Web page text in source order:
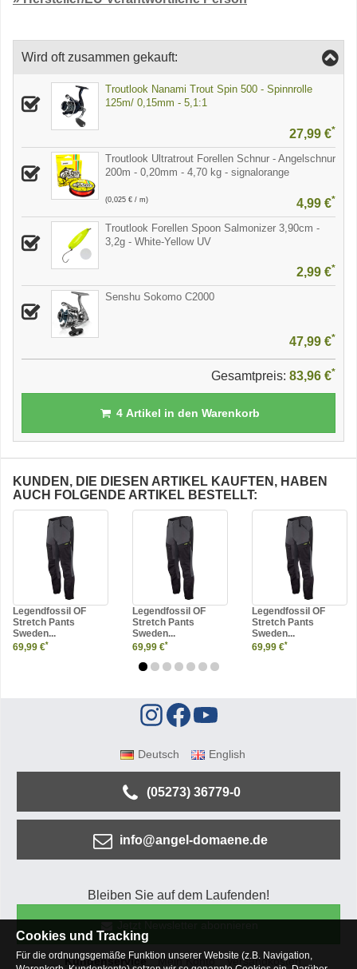
Wird oft zusammen gekauft:
Troutlook Nanami Trout Spin 500 - Spinnrolle
125m/ 0,15mm - 5,1:1
27,99 €*
Troutlook Ultratrout Forellen Schnur - Angelschnur
200m - 0,20mm - 4,70 kg - signalorange
(0,025 € / m) 4,99 €*
Troutlook Forellen Spoon Salmonizer 3,90cm -
3,2g - White-Yellow UV
2,99 €*
Senshu Sokomo C2000
47,99 €*
Gesamtpreis: 83,96 €*
4Artikel in den Warenkorb
KUNDEN, DIE DIESEN ARTIKEL KAUFTEN, HABEN
AUCH FOLGENDE ARTIKEL BESTELLT:
Legendfossil OF
Stretch Pants
Sweden...
69,99 €*
Legendfossil OF
Stretch Pants
Sweden...
69,99 €*
Legendfossil OF
Stretch Pants
Sweden...
69,99 €*
Deutsch English
(05273) 36779-0
info@angel-domaene.de
Bleiben Sie auf dem Laufenden!
Kundenservice Mein Konto Versandkosten
Cookies und Tracking
Für die ordnungsgemäße Funktion unserer Website (z.B. Navigation,